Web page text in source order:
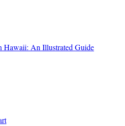
Hawaii: An Illustrated Guide